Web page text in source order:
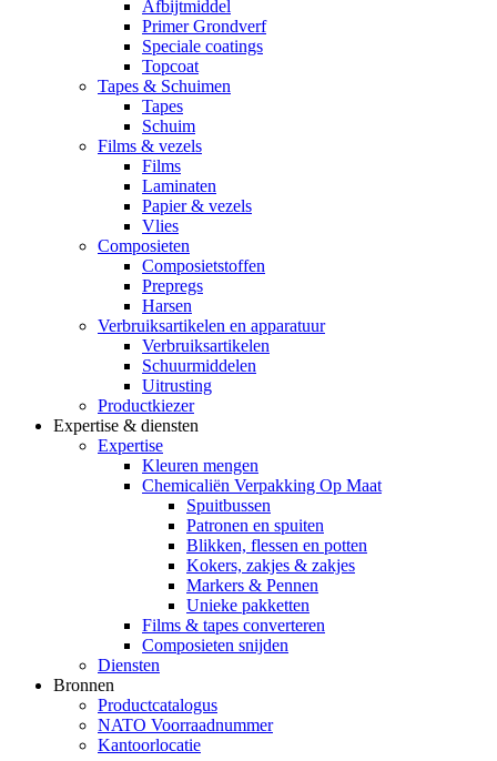
Afbijtmiddel
Primer Grondverf
Speciale coatings
Topcoat
Tapes & Schuimen
Tapes
Schuim
Films & vezels
Films
Laminaten
Papier & vezels
Vlies
Composieten
Composietstoffen
Prepregs
Harsen
Verbruiksartikelen en apparatuur
Verbruiksartikelen
Schuurmiddelen
Uitrusting
Productkiezer
Expertise & diensten
Expertise
Kleuren mengen
Chemicaliën Verpakking Op Maat
Spuitbussen
Patronen en spuiten
Blikken, flessen en potten
Kokers, zakjes & zakjes
Markers & Pennen
Unieke pakketten
Films & tapes converteren
Composieten snijden
Diensten
Bronnen
Productcatalogus
NATO Voorraadnummer
Kantoorlocatie